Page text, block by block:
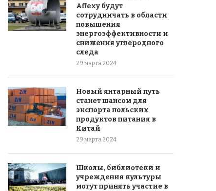
Affexy будут
сотрудничать в области
повышения
энергоэффективности и
снижения углеродного
следа
29 марта 2024
Новый янтарный путь
станет шансом для
экспорта польских
продуктов питания в
Китай
29 марта 2024
Школы, библиотеки и
учреждения культуры
могут принять участие в